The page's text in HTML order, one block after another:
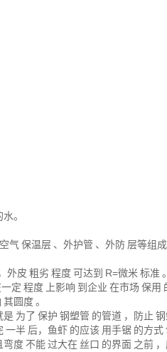
水。
气 保温层 、外护管 、外防 层等组成
外皮 粗劣 程度可达到 R=微米标准 。
定 程度 上影响 到企业 在市场 保用
其圆度。
是 为了 保护 钢塑管 的管道 ，防止
一半 后，鱼虾 的应该 用手锯 的方式
弯度 不能过大在 丝口 的界面 之前